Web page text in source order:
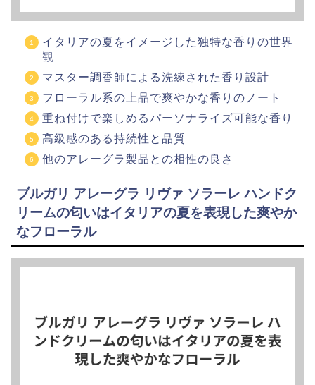
イタリアの夏をイメージした独特な香りの世界
観
マスター調香師による洗練された香り設計
フローラル系の上品で爽やかな香りのノート
重ね付けで楽しめるパーソナライズ可能な香り
高級感のある持続性と品質
他のアレーグラ製品との相性の良さ
ブルガリ アレーグラ リヴァ ソラーレ ハンドク
リームの匂いはイタリアの夏を表現した爽やか
なフローラル